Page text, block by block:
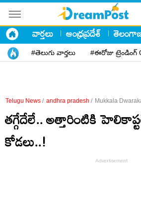
వార్తలు ఆంధ్రప్రదేశ్
#తెలుగు వార్తలు #ఈరోజు
Telugu News / andhra pradesh / Mukkala
తగ్గేదేలే.. అత్తారింటికి
కోడలు..!